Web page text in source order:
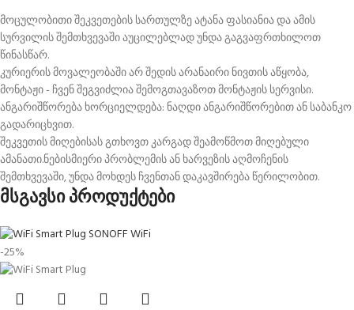
მოცულობითი შეკვეთების სართულზე ატანა ფასიანია და ამის
სურვილის შემთხვევაში აუცილებლად უნდა გაგვაფრთხილოთ
წინასწარ.
კურიერის მოვალეობაში არ შედის არანაირი ნივთის აწყობა,
მონტაჟი - ჩვენ შეგვიძლია შემოგთავაზოთ მონტაჟის სერვისი.
ანგარიშწორება ხორციელდება: ნაღდი ანგარიშწორებით ან საბანკო
გადარიცხვით.
შეკვეთის მიღებისას გთხოვთ კარგად შეამოწმოთ მიღებული
ამანათი.ნებისმიერი პრობლემის ან ხარვეზის აღმოჩენის
შემთხვევაში, უნდა მოხდეს ჩვენთან დაკავშირება წერილობით.
მსგავსი პროდუქტები
-25%